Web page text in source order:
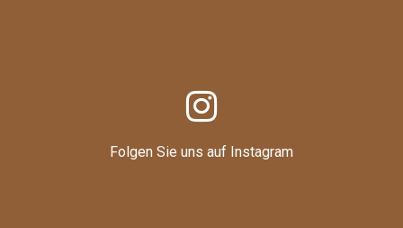
Folgen Sie uns auf Instagram